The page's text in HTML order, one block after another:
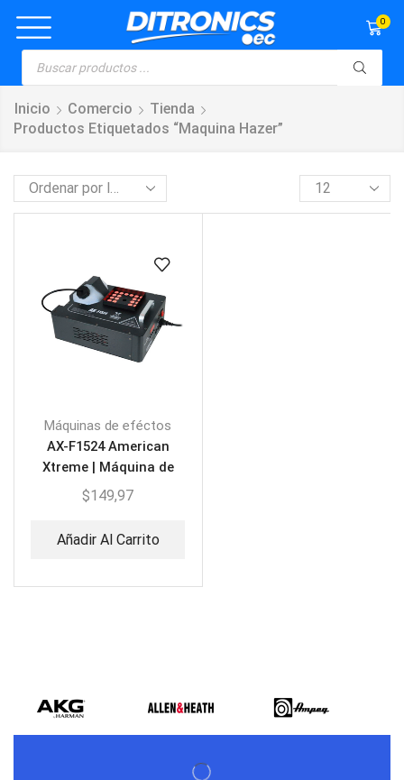
0
Inicio Comercio
Tienda
Productos Etiquetados “maquina Hazer”
Máquinas de eféctos
AX-F1524 American
Xtreme | Máquina de
Humo Vertical Led
$149,97
Añadir Al Carrito